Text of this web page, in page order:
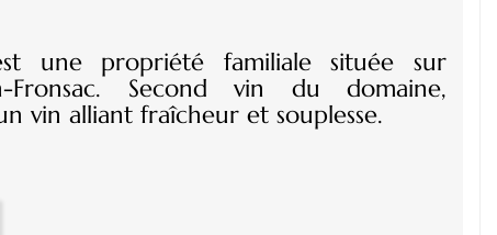
une propriété familiale située sur
Fronsac. Second vin du domaine,
vin alliant fraîcheur et souplesse.